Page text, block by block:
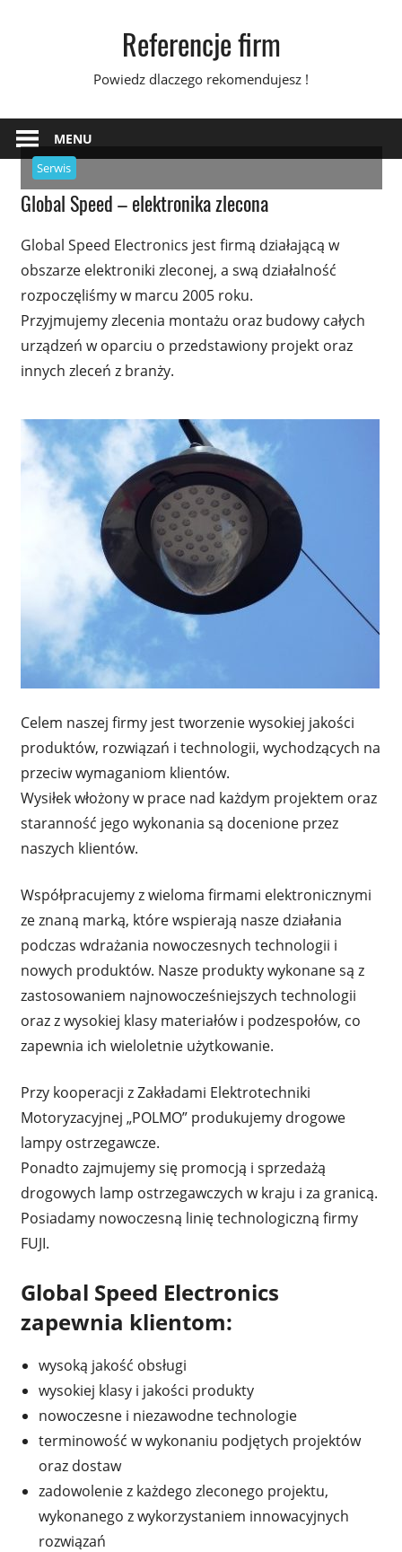
Referencje firm
Powiedz dlaczego rekomendujesz !
MENU
Serwis
Global Speed – elektronika zlecona
Global Speed Electronics jest firmą działającą w
obszarze elektroniki zleconej, a swą działalność
rozpoczęliśmy w marcu 2005 roku.
Przyjmujemy zlecenia montażu oraz budowy całych
urządzeń w oparciu o przedstawiony projekt oraz
innych zleceń z branży.
Celem naszej firmy jest tworzenie wysokiej jakości
produktów, rozwiązań i technologii, wychodzących na
przeciw wymaganiom klientów.
Wysiłek włożony w prace nad każdym projektem oraz
staranność jego wykonania są docenione przez
naszych klientów.
Współpracujemy z wieloma firmami elektronicznymi
ze znaną marką, które wspierają nasze działania
podczas wdrażania nowoczesnych technologii i
nowych produktów. Nasze produkty wykonane są z
zastosowaniem najnowocześniejszych technologii
oraz z wysokiej klasy materiałów i podzespołów, co
zapewnia ich wieloletnie użytkowanie.
Przy kooperacji z Zakładami Elektrotechniki
Motoryzacyjnej „POLMO” produkujemy drogowe
lampy ostrzegawcze.
Ponadto zajmujemy się promocją i sprzedażą
drogowych lamp ostrzegawczych w kraju i za granicą.
Posiadamy nowoczesną linię technologiczną firmy
FUJI.
Global Speed Electronics
zapewnia klientom:
wysoką jakość obsługi
wysokiej klasy i jakości produkty
nowoczesne i niezawodne technologie
terminowość w wykonaniu podjętych projektów
oraz dostaw
zadowolenie z każdego zleconego projektu,
wykonanego z wykorzystaniem innowacyjnych
rozwiązań